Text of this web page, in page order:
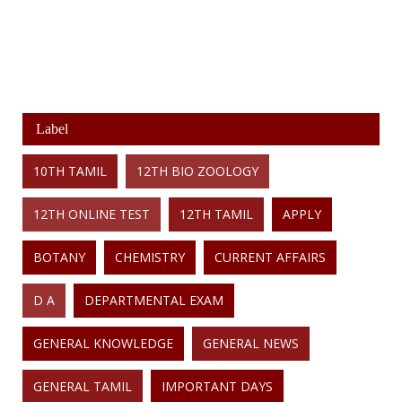
Label
10TH TAMIL 12TH BIO ZOOLOGY
12TH ONLINE TEST 12TH TAMIL APPLY
BOTANY CHEMISTRY CURRENT AFFAIRS
D A DEPARTMENTAL EXAM
GENERAL KNOWLEDGE GENERAL NEWS
GENERAL TAMIL IMPORTANT DAYS